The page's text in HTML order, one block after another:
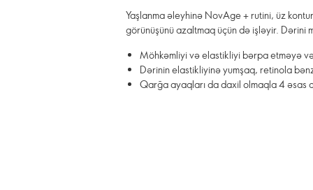
Yaşlanma əleyhinə NovAge + rutini, üz
görünüşünü azaltmaq üçün də işləyir. Dərini
Möhkəmliyi və elastikliyi bərpa etməyə
Dərinin elastikliyinə yumşaq, retinola
Qarğa ayaqları da daxil olmaqla 4 əsas